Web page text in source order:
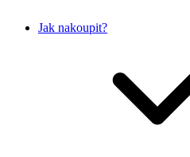
Jak nakoupit?